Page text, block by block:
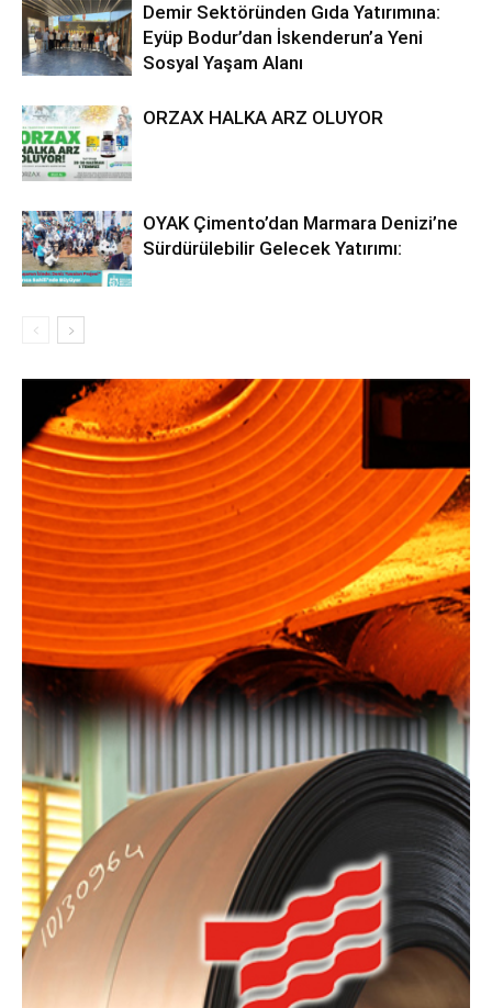
Demir Sektöründen Gıda Yatırımına:
Eyüp Bodur’dan İskenderun’a Yeni
Sosyal Yaşam Alanı
ORZAX HALKA ARZ OLUYOR
OYAK Çimento’dan Marmara Denizi’ne
Sürdürülebilir Gelecek Yatırımı: